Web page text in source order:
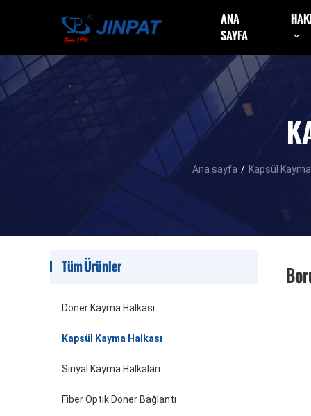
ANA
SAYFA
Ana sayfa / Kapsül
Tüm Ürünler
Döner Kayma Halkası
Kapsül Kayma Halkası
Sinyal Kayma Halkaları
Fiber Optik Döner Bağlantı